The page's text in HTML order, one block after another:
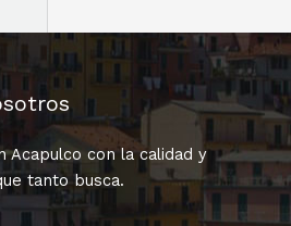
Acapulco con la calidad y
tanto busca.